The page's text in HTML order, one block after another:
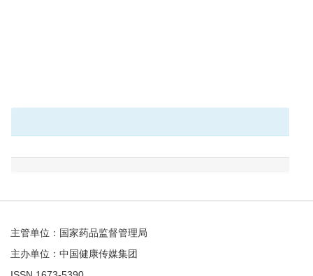
主管单位：国家药品监督管理局
主办单位：中国健康传媒集团